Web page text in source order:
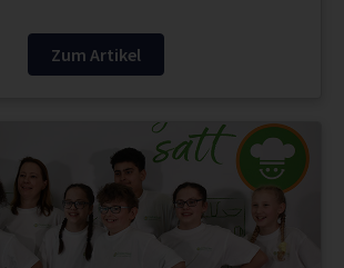
Zum Artikel